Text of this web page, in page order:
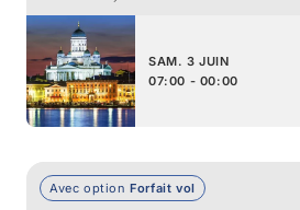
SAM. 3 JUIN
07:00 - 00:00
Avec option Forfait vol